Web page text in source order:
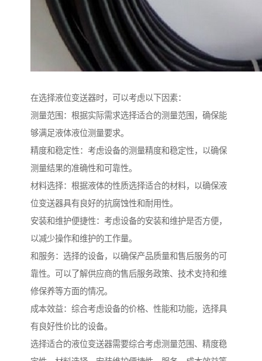
在选择液位变送器时，可以考虑以下因素：
测量范围：根据实际需求选择适合的测量范围，确保能
够满足液体液位测量要求。
精度和稳定性：考虑设备的测量精度和稳定性，以确保
测量结果的准确性和可靠性。
材料选择：根据液体的性质选择适合的材料，以确保液
位变送器具有良好的抗腐蚀性和耐用性。
安装和维护便捷性：考虑设备的安装和维护是否方便，
以减少操作和维护的工作量。
和服务：选择的设备，以确保产品质量和售后服务的可
靠性。可以了解供应商的售后服务政策、技术支持和维
修保养等方面的情况。
成本效益：综合考虑设备的价格、性能和功能，选择具
有良好性价比的设备。
选择适合的液位变送器需要综合考虑测量范围、精度稳